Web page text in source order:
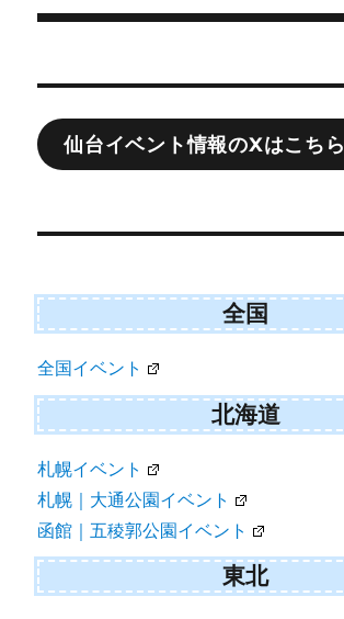
r
稿
ナ
ビ
ー
ョ
ン
仙台イベント情報のXはこちら
全国
全国イベント
北海道
札幌イベント
札幌｜大通公園イベント
函館｜五稜郭公園イベント
東北